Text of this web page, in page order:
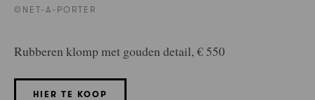
©NET-A-PORTER
Rubberen klomp met gouden detail, € 550
HIER TE KOOP